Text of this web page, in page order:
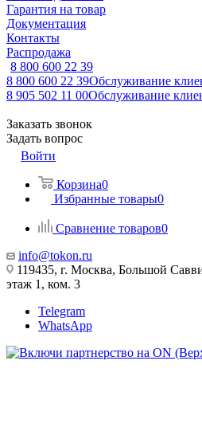
Гарантия на товар
Документация
Контакты
Распродажа
8 800 600 22 39
8 800 600 22 39Обслуживание
8 905 502 11 00Обслуживание
Заказать звонок
Задать вопрос
Войти
Корзина0
Избранные товары0
Сравнение товаров0
info@tokon.ru
119435, г. Москва, Большой
этаж 1, ком. 3
Telegram
WhatsApp